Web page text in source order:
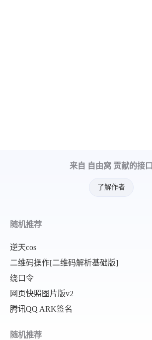
来自 自由窝 贡献的接口
了解作者
随机推荐
逆天cos
二维码操作[二维码解析基础版]
绕口令
网页快照图片版v2
腾讯QQ ARK签名
随机推荐